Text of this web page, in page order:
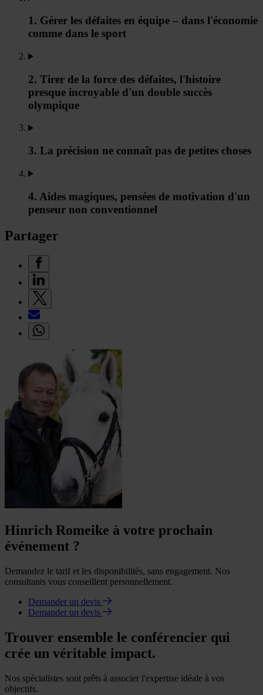
1. Gérer les défaites en équipe – dans l'économie
comme dans le sport
2. Tirer de la force des défaites, l'histoire
presque incroyable d'un double succès
olympique
3. La précision ne connaît pas de petites choses
4. Aides magiques, pensées de motivation d'un
penseur non conventionnel
Partager
Hinrich Romeike à votre prochain
événement ?
Demandez le tarif et les disponibilités, sans engagement. Nos
consultants vous conseillent personnellement.
Demander un devis
Demander un devis
Trouver ensemble le conférencier qui
crée un véritable impact.
Nos spécialistes sont prêts à associer l'expertise idéale à vos
objectifs.